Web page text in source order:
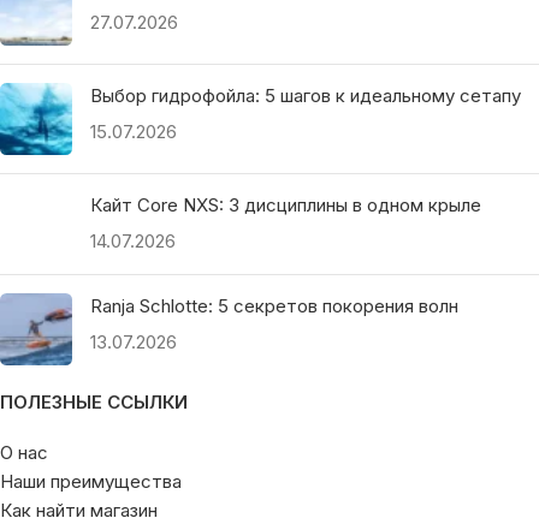
27.07.2026
Выбор гидрофойла: 5 шагов к идеальному сетапу
15.07.2026
Кайт Core NXS: 3 дисциплины в одном крыле
14.07.2026
Ranja Schlotte: 5 секретов покорения волн
13.07.2026
ПОЛЕЗНЫЕ ССЫЛКИ
О нас
Наши преимущества
Как найти магазин